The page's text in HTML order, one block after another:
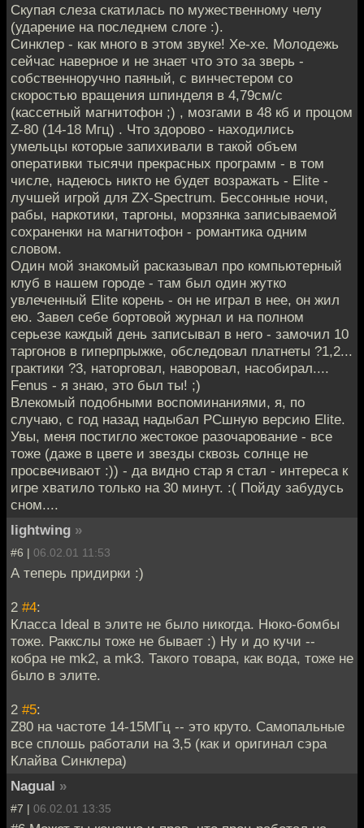
Скупая слеза скатилась по мужественному челу
(ударение на последнем слоге :).
Синклер - как много в этом звуке! Хе-хе. Молодежь
сейчас наверное и не знает что это за зверь -
собственноручно паяный, с винчестером со
скоростью вращения шпинделя в 4,79см/с
(кассетный магнитофон ;) , мозгами в 48 кб и процом
Z-80 (14-18 Мгц) . Что здорово - находились
умельцы которые запихивали в такой объем
оперативки тысячи прекрасных программ - в том
числе, надеюсь никто не будет возражать - Elite -
лучшей игрой для ZX-Spectrum. Бессонные ночи,
рабы, наркотики, таргоны, морзянка записываемой
сохраненки на магнитофон - романтика одним
словом.
Один мой знакомый расказывал про компьютерный
клуб в нашем городе - там был один жутко
увлеченный Elite корень - он не играл в нее, он жил
ею. Завел себе бортовой журнал и на полном
серьезе каждый день записывал в него - замочил 10
таргонов в гиперпрыжке, обследовал платнеты ?1,2...
грактики ?3, наторговал, наворовал, насобирал....
Fenus - я знаю, это был ты! ;)
Влекомый подобными воспоминаниями, я, по
случаю, с год назад надыбал РСшную версию Elite.
Увы, меня постигло жестокое разочарование - все
тоже (даже в цвете и звезды сквозь солнце не
просвечивают :)) - да видно стар я стал - интереса к
игре хватило только на 30 минут. :( Пойду забудусь
сном....
lightwing »
#6 | 06.02.01 11:53
А теперь придирки :)
2 #4:
Класса Ideal в элите не было никогда. Нюко-бомбы
тоже. Раккслы тоже не бывает :) Ну и до кучи --
кобра не mk2, а mk3. Такого товара, как вода, тоже не
было в элите.
2 #5:
Z80 на частоте 14-15МГц -- это круто. Самопальные
все сплошь работали на 3,5 (как и оригинал сэра
Клайва Синклера)
Nagual »
#7 | 06.02.01 13:35